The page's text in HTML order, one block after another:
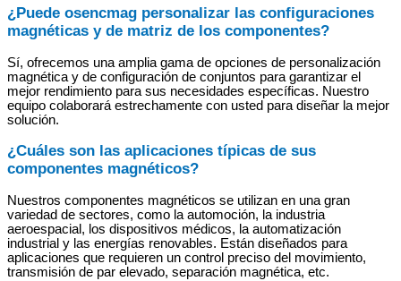
¿Puede osencmag personalizar las configuraciones
magnéticas y de matriz de los componentes?
Sí, ofrecemos una amplia gama de opciones de personalización
magnética y de configuración de conjuntos para garantizar el
mejor rendimiento para sus necesidades específicas. Nuestro
equipo colaborará estrechamente con usted para diseñar la mejor
solución.
¿Cuáles son las aplicaciones típicas de sus
componentes magnéticos?
Nuestros componentes magnéticos se utilizan en una gran
variedad de sectores, como la automoción, la industria
aeroespacial, los dispositivos médicos, la automatización
industrial y las energías renovables. Están diseñados para
aplicaciones que requieren un control preciso del movimiento,
transmisión de par elevado, separación magnética, etc.